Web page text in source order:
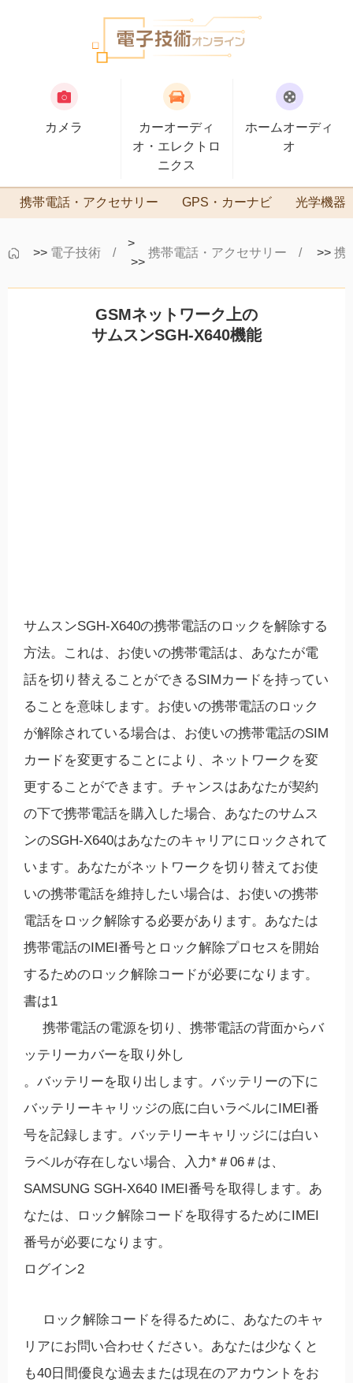
カメラ
カーオーディ
オ・エレクトロ
ニクス
ホームオーディ
オ
携帯電話・アクセサリー GPS・カーナビ 光学機器
>> 電子技術
>
>>
携帯電話・アクセサリー >> 携
GSMネットワーク上の
サムスンSGH-X640機能
サムスンSGH-X640の携帯電話のロックを解除する
方法。これは、お使いの携帯電話は、あなたが電
話を切り替えることができるSIMカードを持ってい
ることを意味します。お使いの携帯電話のロック
が解除されている場合は、お使いの携帯電話のSIM
カードを変更することにより、ネットワークを変
更することができます。チャンスはあなたが契約
の下で携帯電話を購入した場合、あなたのサムス
ンのSGH-X640はあなたのキャリアにロックされて
います。あなたがネットワークを切り替えてお使
いの携帯電話を維持したい場合は、お使いの携帯
電話をロック解除する必要があります。あなたは
携帯電話のIMEI番号とロック解除プロセスを開始
するためのロック解除コードが必要になります。
書は1
携帯電話の電源を切り、携帯電話の背面からバ
ッテリーカバーを取り外し
。バッテリーを取り出します。バッテリーの下に
バッテリーキャリッジの底に白いラベルにIMEI番
号を記録します。バッテリーキャリッジには白い
ラベルが存在しない場合、入力*＃06＃は、
SAMSUNG SGH-X640 IMEI番号を取得します。あ
なたは、ロック解除コードを取得するためにIMEI
番号が必要になります。
ログイン2
ロック解除コードを得るために、あなたのキャ
リアにお問い合わせください。あなたは少なくと
も40日間優良な過去または現在のアカウントをお